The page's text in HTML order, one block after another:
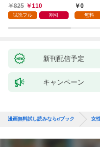
巻825 110
試読フル 割引
0
無料
新刊配信予定
キャンペーン
漫画無料試し読みならdブック 女